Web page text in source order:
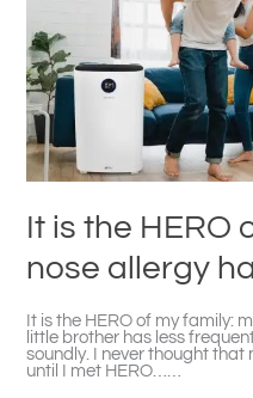
It is the HERO
nose allergy
It is the HERO of my family:
little brother has less
soundly. I never thought
until I met HERO……
family:
my
nose
allergy
has
improved
&……